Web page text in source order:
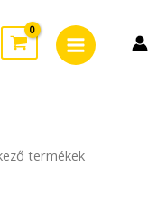
Menu
termékek